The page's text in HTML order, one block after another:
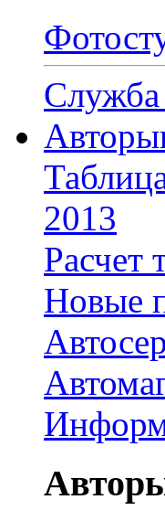
2013
Расчет
Новые